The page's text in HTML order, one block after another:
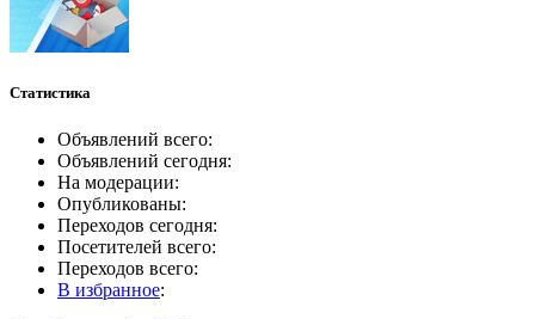
Статистика
Объявлений всего:
Объявлений сегодня:
На модерации:
Опубликованы:
Переходов сегодня:
Посетителей всего:
Переходов всего:
В избранное: